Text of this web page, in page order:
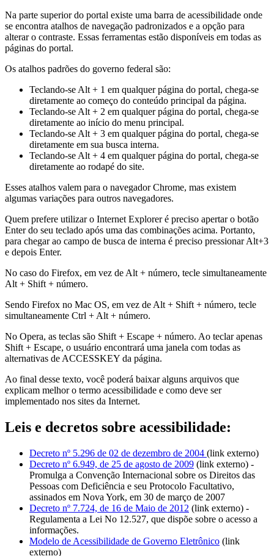
Na parte superior do portal existe uma barra de acessibilidade onde
se encontra atalhos de navegação padronizados e a opção para
alterar o contraste. Essas ferramentas estão disponíveis em todas as
páginas do portal.
Os atalhos padrões do governo federal são:
Teclando-se Alt + 1 em qualquer página do portal, chega-se
diretamente ao começo do conteúdo principal da página.
Teclando-se Alt + 2 em qualquer página do portal, chega-se
diretamente ao início do menu principal.
Teclando-se Alt + 3 em qualquer página do portal, chega-se
diretamente em sua busca interna.
Teclando-se Alt + 4 em qualquer página do portal, chega-se
diretamente ao rodapé do site.
Esses atalhos valem para o navegador Chrome, mas existem
algumas variações para outros navegadores.
Quem prefere utilizar o Internet Explorer é preciso apertar o botão
Enter do seu teclado após uma das combinações acima. Portanto,
para chegar ao campo de busca de interna é preciso pressionar Alt+3
e depois Enter.
No caso do Firefox, em vez de Alt + número, tecle simultaneamente
Alt + Shift + número.
Sendo Firefox no Mac OS, em vez de Alt + Shift + número, tecle
simultaneamente Ctrl + Alt + número.
No Opera, as teclas são Shift + Escape + número. Ao teclar apenas
Shift + Escape, o usuário encontrará uma janela com todas as
alternativas de ACCESSKEY da página.
Ao final desse texto, você poderá baixar alguns arquivos que
explicam melhor o termo acessibilidade e como deve ser
implementado nos sites da Internet.
Leis e decretos sobre acessibilidade:
Decreto nº 5.296 de 02 de dezembro de 2004 (link externo)
Decreto nº 6.949, de 25 de agosto de 2009 (link externo) -
Promulga a Convenção Internacional sobre os Direitos das
Pessoas com Deficiência e seu Protocolo Facultativo,
assinados em Nova York, em 30 de março de 2007
Decreto nº 7.724, de 16 de Maio de 2012 (link externo) -
Regulamenta a Lei No 12.527, que dispõe sobre o acesso a
informações.
Modelo de Acessibilidade de Governo Eletrônico (link
externo)